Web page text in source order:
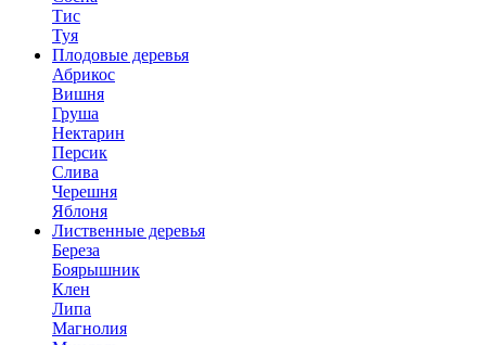
Тис
Туя
Плодовые деревья
Абрикос
Вишня
Груша
Нектарин
Персик
Слива
Черешня
Яблоня
Лиственные деревья
Береза
Боярышник
Клен
Липа
Магнолия